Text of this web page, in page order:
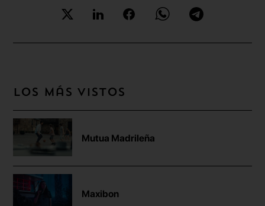
Los más vistos
Mutua Madrileña
Maxibon